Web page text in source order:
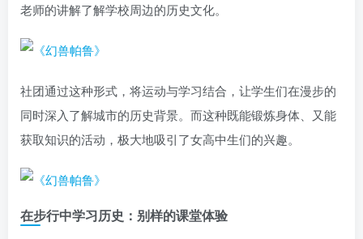
老师的讲解了解学校周边的历史文化。
社团通过这种形式，将运动与学习结合，让学生们在漫步的
同时深入了解城市的历史背景。而这种既能锻炼身体、又能
获取知识的活动，极大地吸引了女高中生们的兴趣。
在步行中学习历史：别样的课堂体验